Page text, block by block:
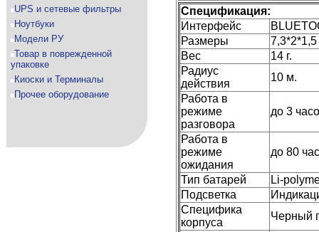
UPS и сетевые фильтры
Ноутбуки
Модели РУ
Товар в поврежденной
упаковке
Киоски и Терминалы
Прочее оборудование
Спецификация:
Интерфейс
Размеры
Вес
14 г.
Радиус
действия
10 м.
Работа в
режиме
разговора
до 3
Работа в
режиме
ожидания
до 80
Тип батарей
Li-
Подсветка
Специфика
корпуса
Черный